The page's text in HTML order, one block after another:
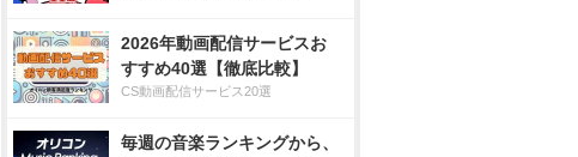
2026年動画配信サービスお
すすめ40選【徹底比較】
CS動画配信サービス20選
毎週の音楽ランキングから、